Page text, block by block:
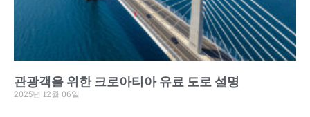
관광객을 위한 크로아티아 유료 도로 설명
2025년 12월 06일